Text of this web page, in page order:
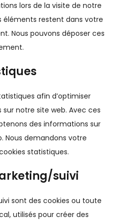
lors de la visite de notre
éléments restent dans votre
Nous pouvons déposer ces
afin d’optimiser
notre site web. Avec ces
des informations sur
Nous demandons votre
statistiques.
suivi
sont des cookies ou toute
utilisés pour créer des